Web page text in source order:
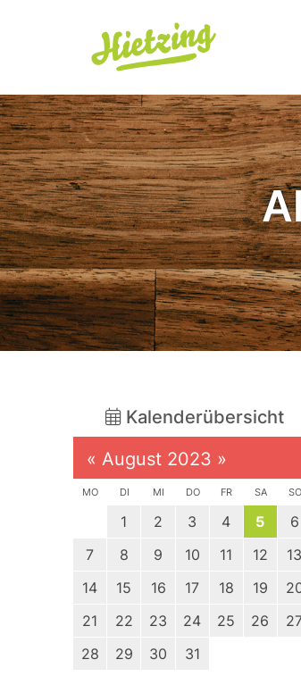
Kalenderübersicht
« August 2023 »
MO DI MI DO FR SA SO
1 2 3 4 5
6
7
8 9 10 11 12
13
14
15 16 17 18 19
21
22 23 24 25 26
28
29 30 31